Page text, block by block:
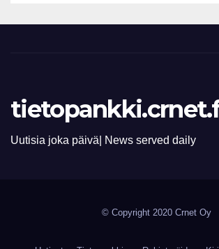
Uutisia joka päivä| News served daily
© Copyright 2020 Crnet Oy